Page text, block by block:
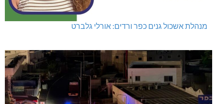
מנהלת אשכול גנים כפר ורדים: אורלי גלברט